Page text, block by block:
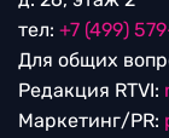
тел: +7 (499)
Для общих
Редакция RTVI:
Маркетинг/PR: